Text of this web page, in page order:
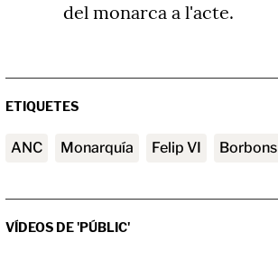
del monarca a l'acte.
ETIQUETES
ANC Monarquía Felip VI Borbons
VÍDEOS DE 'PÚBLIC'